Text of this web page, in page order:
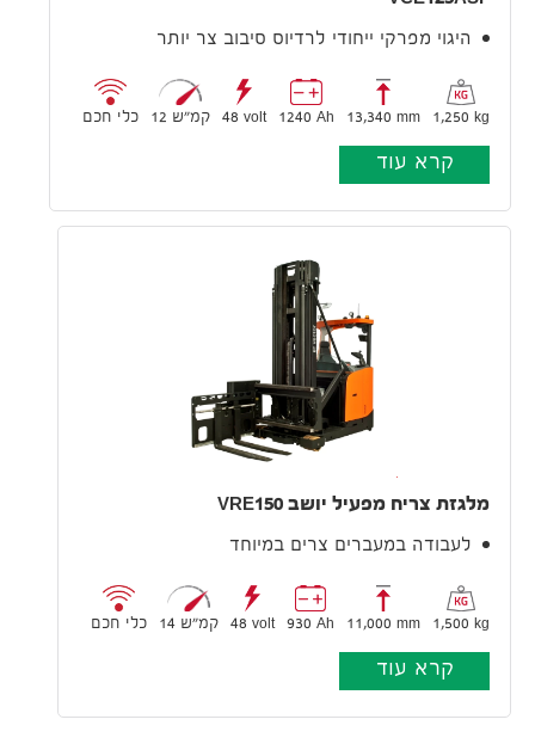
היגוי מפרקי ייחודי לרדיוס סיבוב צר יותר
1,250 kg
13,340 mm
1240 Ah
48 volt 12 קמ״ש כלי חכם
קרא עוד
מלגזת צריח מפעיל יושב VRE150
לעבודה במעברים צרים במיוחד
1,500 kg
11,000 mm
930 Ah
48 volt 14 קמ״ש כלי חכם
קרא עוד